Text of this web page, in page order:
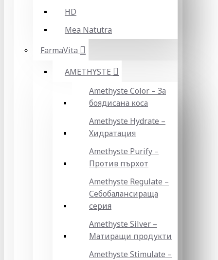
HD
Mea Natutra
FarmaVita
AMETHYSTE
Amethyste Color – За
боядисана коса
Amethyste Hydrate –
Хидратация
Amethyste Purify –
Против пърхот
Amethyste Regulate –
Себобалансираща
серия
Amethyste Silver –
Матиращи продукти
Amethyste Stimulate –